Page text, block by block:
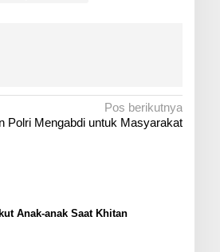
Pos berikutnya
Polri Mengabdi untuk Masyarakat
Anak-anak Saat Khitan